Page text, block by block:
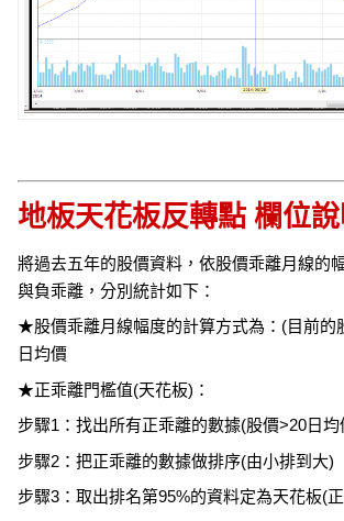
地板天花板反轉點 欄位說
將過去五年的股價資料，依股價乖離月線的
與負乖離，分別統計如下：
★股價乖離月線幅度的計算方式為：(目前的
日均價
★正乖離門檻值(天花板)：
步驟1：找出所有正乖離的數據(股價>20日均
步驟2：把正乖離的數據做排序(由小排到大)
步驟3：取出排名第95%的資料定為天花板(